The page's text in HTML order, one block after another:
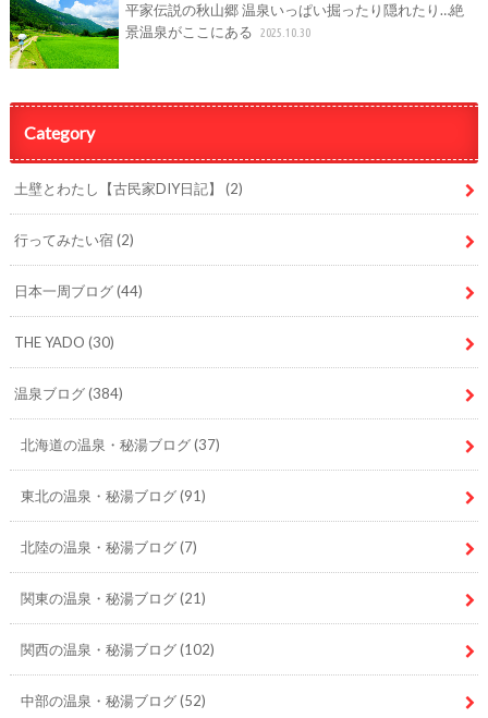
平家伝説の秋山郷 温泉いっぱい掘ったり隠れたり…絶
景温泉がここにある
2025.10.30
Category
土壁とわたし【古民家DIY日記】 (2)
行ってみたい宿(2)
日本一周ブログ(44)
THE YADO (30)
温泉ブログ(384)
北海道の温泉・秘湯ブログ(37)
東北の温泉・秘湯ブログ(91)
北陸の温泉・秘湯ブログ(7)
関東の温泉・秘湯ブログ(21)
関西の温泉・秘湯ブログ(102)
中部の温泉・秘湯ブログ(52)